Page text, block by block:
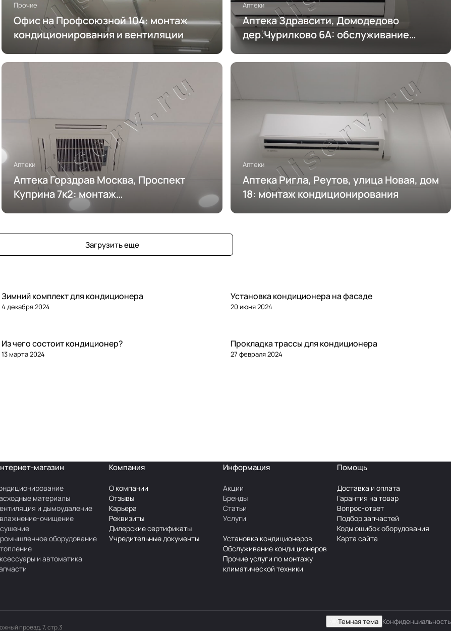
Прочие
Офис на Профсоюзной 104: монтаж
кондиционирования и вентиляции
Аптеки
Аптека Здравсити, Домодедово
дер.Чурилково 6А: обслуживание
Аптеки
Аптека Горздрав Москва, Проспект
Куприна 7к2: монтаж
кондиционирования
Аптеки
Аптека Ригла, Реутов, улица Новая, дом
18: монтаж кондиционирования
Загрузить еще
Зимний комплект для кондиционера
4 декабря 2024
Установка кондиционера на фасаде
20 июня 2024
Из чего состоит кондиционер?
13 марта 2024
Прокладка трассы для кондиционера
27 февраля 2024
магазин
материалы
и дымоудаление
очищение
оборудование
и автоматика
Компания
О компании
Отзывы
Карьера
Реквизиты
Дилерские сертификаты
Учредительные документы
Информация
Акции
Бренды
Статьи
Услуги
Установка кондиционеров
Обслуживание кондиционеров
Прочие услуги по монтажу
климатической техники
Помощь
Доставка и оплата
Гарантия на товар
Вопрос-ответ
Подбор запчастей
Коды ошибок оборудования
Карта сайта
проезд, 7, стр.3
Темная тема Конфиденциальность